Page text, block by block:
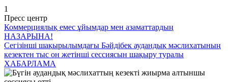
1
Пресс центр
Коммерциялық емес ұйымдар мен азаматтардың
НАЗАРЫНА!
Сегізінші шақырылымдағы Бәйдібек аудандық мәслихатының
кезектен тыс он жетінші сессиясын шақыру туралы
ХАБАРЛАМА